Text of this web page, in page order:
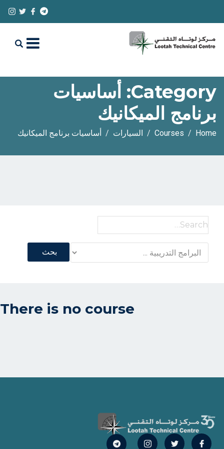
Category: أساسيات
برنامج الميكانيك
Home
Courses السيارات أساسيات برنامج الميكانيك
for:
There is no course